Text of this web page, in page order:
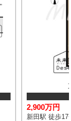
2,900万円
新田駅 徒歩17